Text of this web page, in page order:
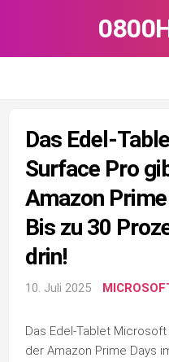
Das Edel-
Surface Pro
Amazon
Bis zu 30
drin!
10. Juli 2025
Das Edel-Tablet
der Amazon Prime Days